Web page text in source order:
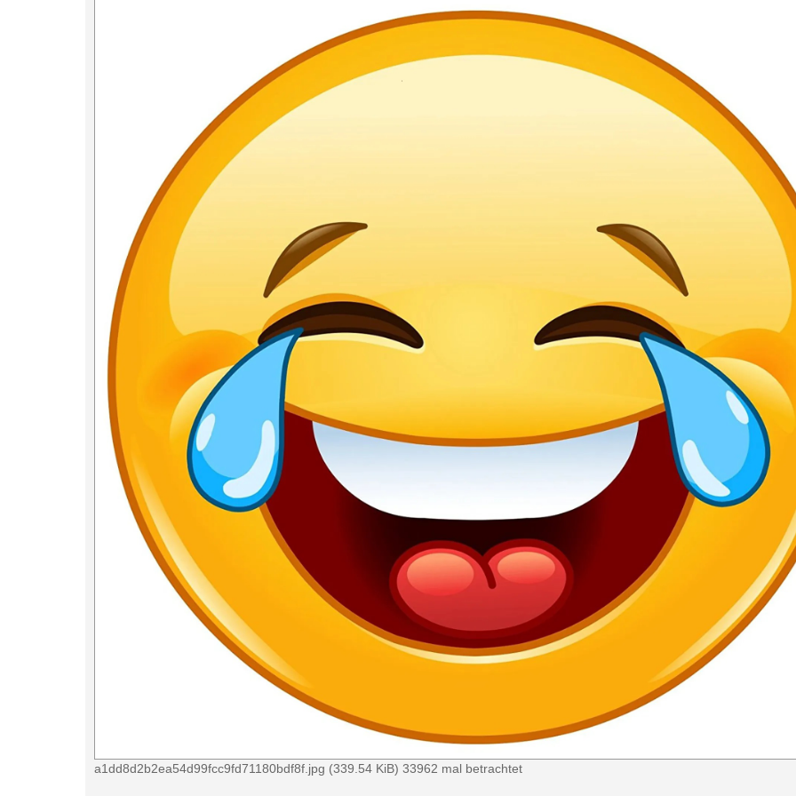
a1dd8d2b2ea54d99fcc9fd71180bdf8f.jpg (339.54 KiB) 33962 mal betrachtet